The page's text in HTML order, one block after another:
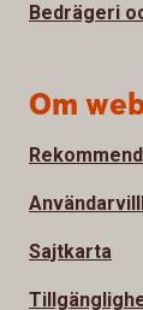
Bedrägeri
Om
Sajtkarta